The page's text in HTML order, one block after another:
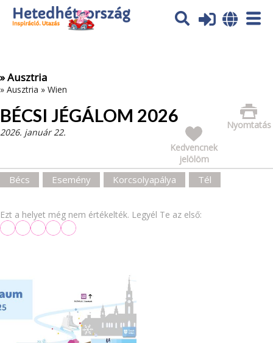
Az oldal sütiket (cookies) használ. További tájékoztatás itt:
Adatvédelmi tájékoztató
» Ausztria
» Ausztria » Wien
BÉCSI JÉGÁLOM 2026
Nyomtatás
Kedvencnek
jelölöm
2026. január 22.
Bécs Esemény Korcsolyapálya Tél
Ezt a helyet még nem értékelték. Legyél Te az első: